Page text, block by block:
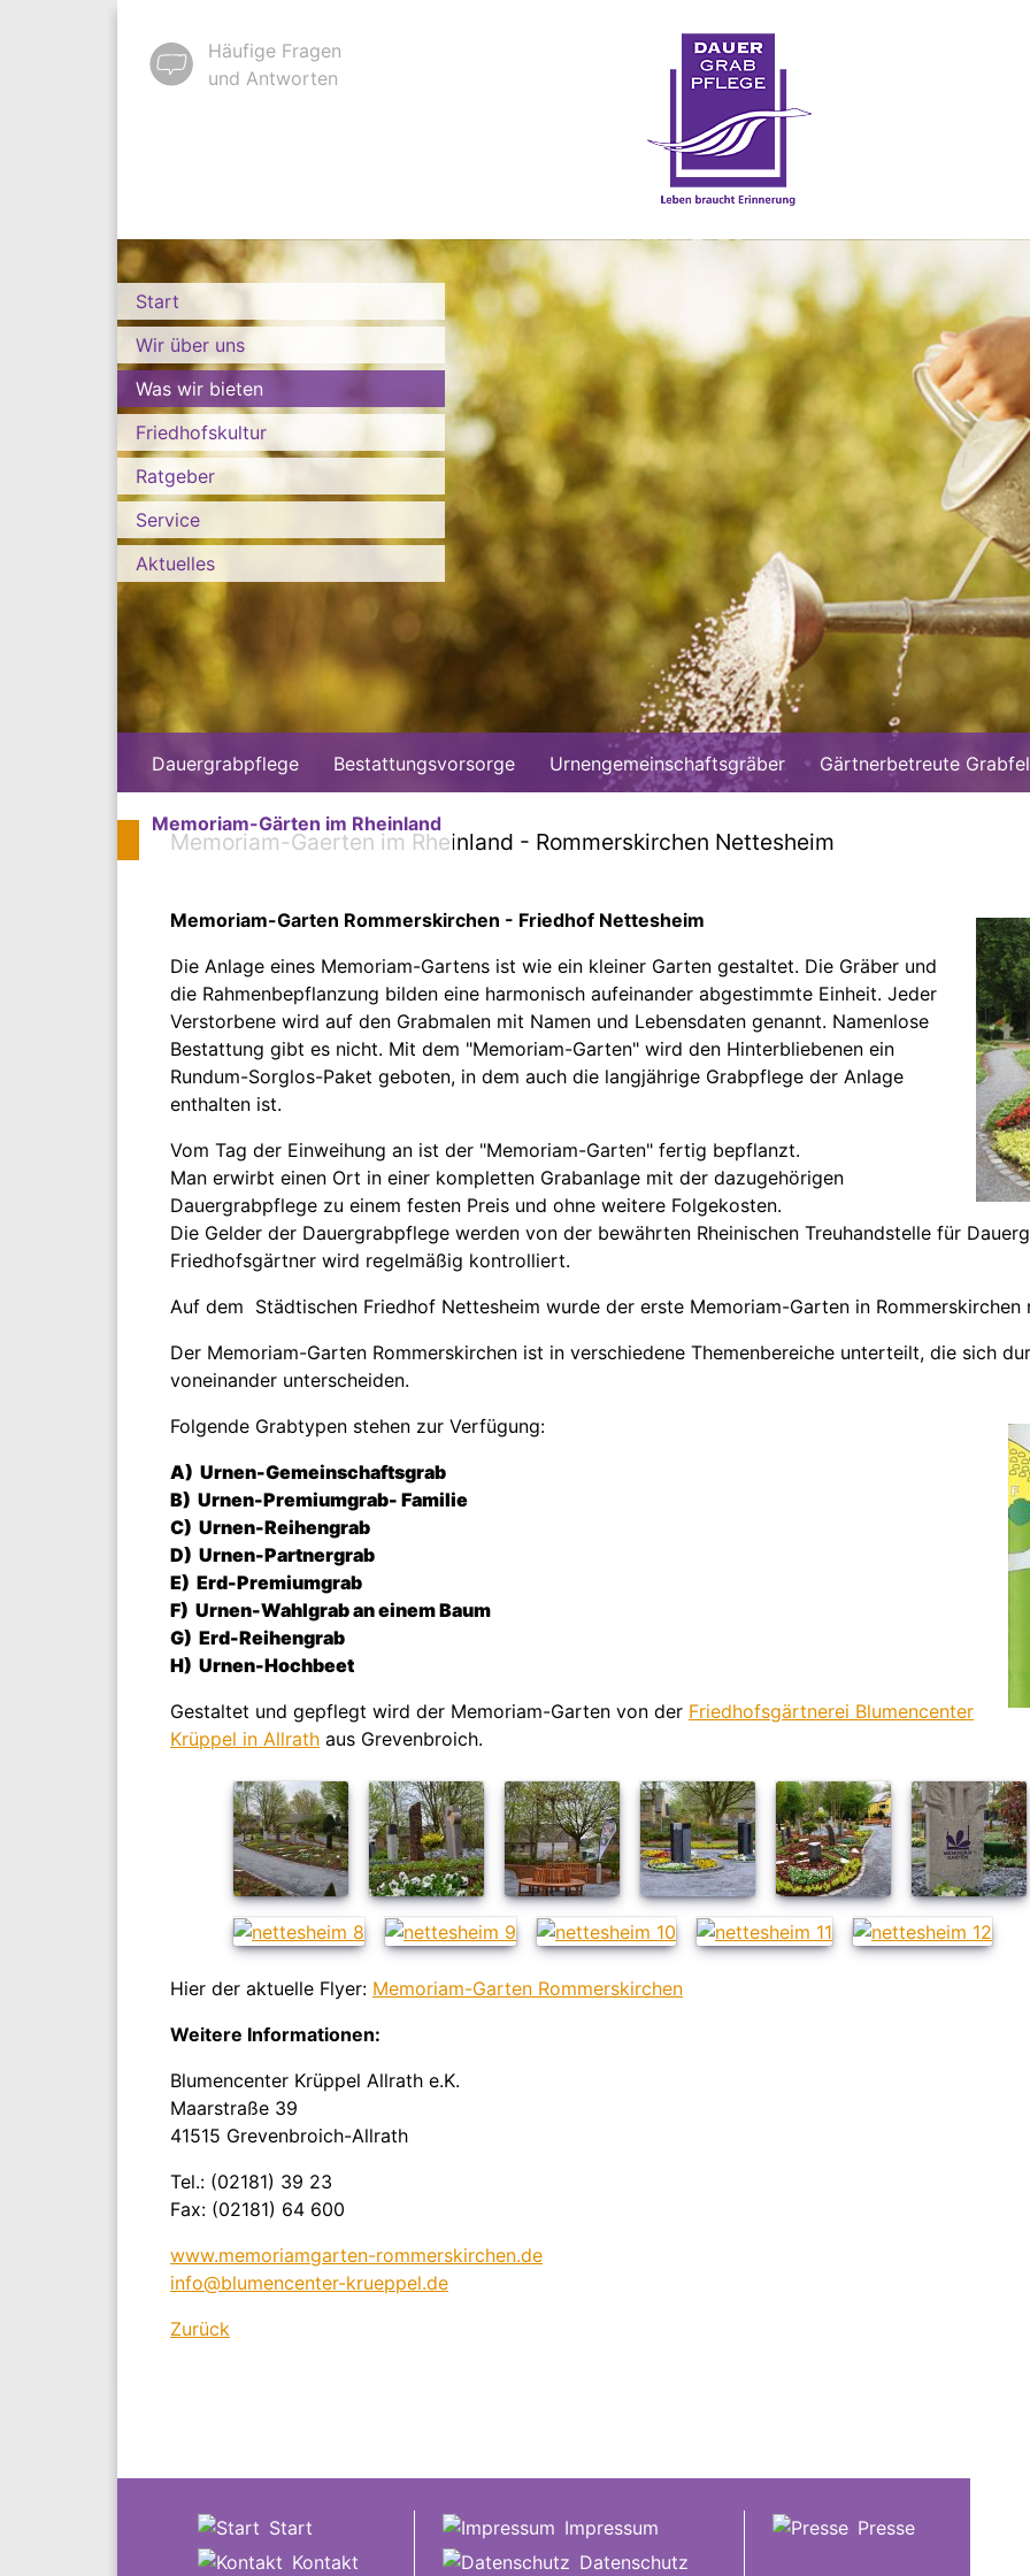
Häufige Fragen
und Antworten
Start
Wir über uns
Was wir bieten
Friedhofskultur
Ratgeber
Service
Aktuelles
Dauergrabpflege Bestattungsvorsorge Urnengemeinschaftsgräber Gärtnerbetreute
Memoriam-Gärten im Rheinland
Memoriam-Gaerten im Rheinland - Rommerskirchen Nettesheim
Memoriam-Garten Rommerskirchen - Friedhof Nettesheim
Die Anlage eines Memoriam-Gartens ist wie ein kleiner Garten gestaltet. Die Gräber und
die Rahmenbepflanzung bilden eine harmonisch aufeinander abgestimmte Einheit. Jeder
Verstorbene wird auf den Grabmalen mit Namen und Lebensdaten genannt. Namenlose
Bestattung gibt es nicht. Mit dem "Memoriam-Garten" wird den Hinterbliebenen ein
Rundum-Sorglos-Paket geboten, in dem auch die langjährige Grabpflege der Anlage
enthalten ist.
Vom Tag der Einweihung an ist der "Memoriam-Garten" fertig bepflanzt.
Man erwirbt einen Ort in einer kompletten Grabanlage mit der dazugehörigen
Dauergrabpflege zu einem festen Preis und ohne weitere Folgekosten.
Die Gelder der Dauergrabpflege werden von der bewährten Rheinischen Treuhandstelle für
Friedhofsgärtner wird regelmäßig kontrolliert.
Auf dem Städtischen Friedhof Nettesheim wurde der erste Memoriam-Garten in Rommerskirchen
Der Memoriam-Garten Rommerskirchen ist in verschiedene Themenbereiche unterteilt, die sich
voneinander unterscheiden.
Folgende Grabtypen stehen zur Verfügung:
A) Urnen-Gemeinschaftsgrab
B) Urnen-Premiumgrab- Familie
C) Urnen-Reihengrab
D) Urnen-Partnergrab
E) Erd-Premiumgrab
F) Urnen-Wahlgrab an einem Baum
G) Erd-Reihengrab
H) Urnen-Hochbeet
Gestaltet und gepflegt wird der Memoriam-Garten von der Friedhofsgärtnerei Blumencenter
Krüppel in Allrath aus Grevenbroich.
Hier der aktuelle Flyer: Memoriam-Garten Rommerskirchen
Weitere Informationen:
Blumencenter Krüppel Allrath e.K.
Maarstraße 39
41515 Grevenbroich-Allrath
Tel.: (02181) 39 23
Fax: (02181) 64 600
www.memoriamgarten-rommerskirchen.de
info@blumencenter-krueppel.de
Zurück
Start
Kontakt
Impressum
Datenschutz
Presse